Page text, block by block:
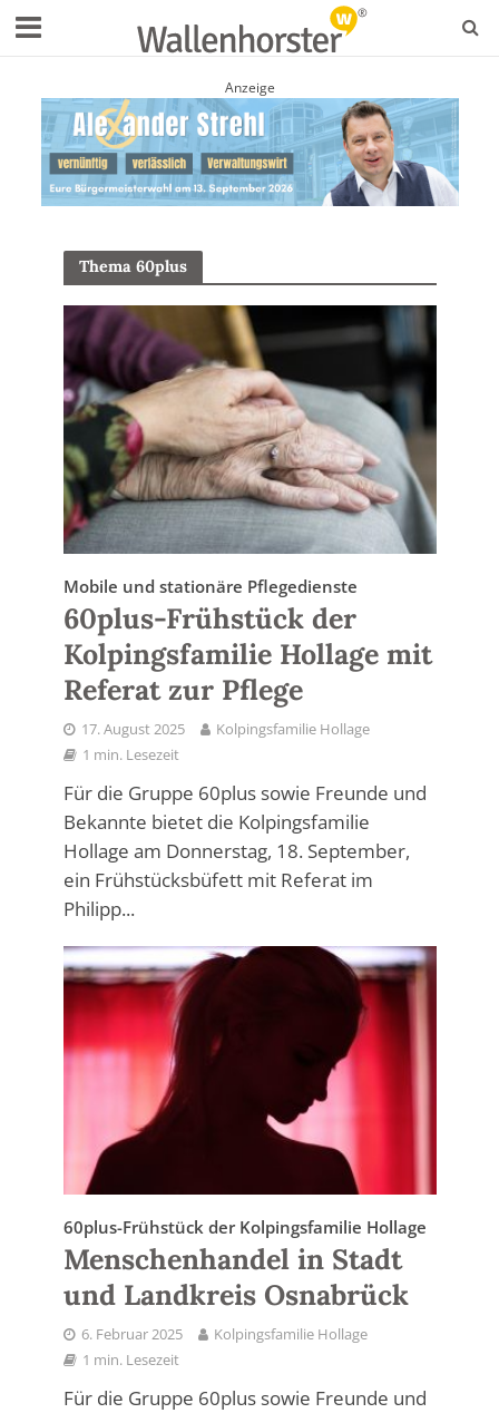
Anzeige
Thema 60plus
Mobile und stationäre Pflegedienste
60plus-Frühstück der
Kolpingsfamilie Hollage mit
Referat zur Pflege
17. August 2025
Kolpingsfamilie Hollage
1 min. Lesezeit
Für die Gruppe 60plus sowie Freunde und
Bekannte bietet die Kolpingsfamilie
Hollage am Donnerstag, 18. September,
ein Frühstücksbüfett mit Referat im
Philipp...
60plus-Frühstück der Kolpingsfamilie Hollage
Menschenhandel in Stadt
und Landkreis Osnabrück
6. Februar 2025
Kolpingsfamilie Hollage
1 min. Lesezeit
Für die Gruppe 60plus sowie Freunde und